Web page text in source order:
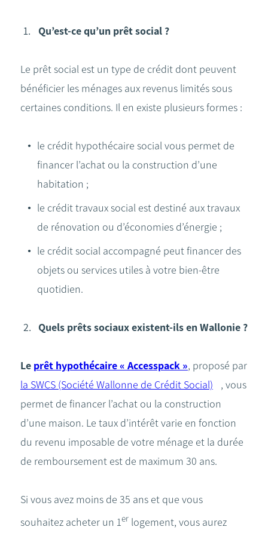
Qu’est-ce qu’un prêt social ?
Le prêt social est un type de crédit dont peuvent
bénéficier les ménages aux revenus limités sous
certaines conditions. Il en existe plusieurs formes :
le crédit hypothécaire social vous permet de
financer l’achat ou la construction d’une
habitation ;
le crédit travaux social est destiné aux travaux
de rénovation ou d’économies d’énergie ;
le crédit social accompagné peut financer des
objets ou services utiles à votre bien-être
quotidien.
Quels prêts sociaux existent-ils en Wallonie ?
Le prêt hypothécaire « Accesspack », proposé par
la SWCS (Société Wallonne de Crédit Social)
, vous
permet de financer l’achat ou la construction
d’une maison. Le taux d’intérêt varie en fonction
du revenu imposable de votre ménage et la durée
de remboursement est de maximum 30 ans.
Si vous avez moins de 35 ans et que vous
souhaitez acheter un 1er logement, vous aurez